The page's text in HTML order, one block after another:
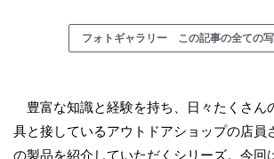
フォトギャラリー この記事の全ての
豊富な知識と経験を持ち、日々たくさん
具と接しているアウトドアショップの店員
の製品を紹介していただくシリーズ。今回